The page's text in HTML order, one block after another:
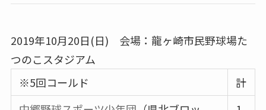
2019年10月20日(日) 会場：龍ヶ崎市民野球場た
つのこスタジアム
※5回コールド
計